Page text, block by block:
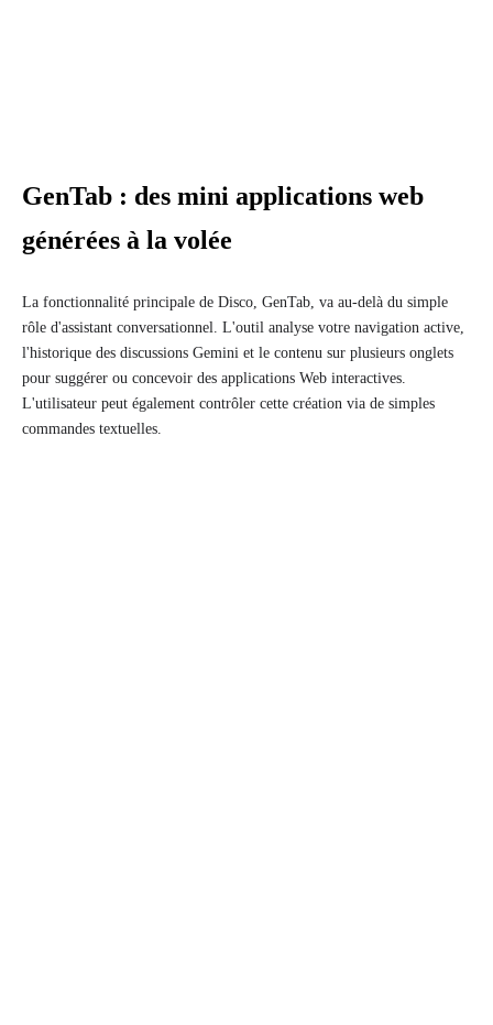
GenTab : des mini applications web
générées à la volée
La fonctionnalité principale de Disco, GenTab, va au-delà du simple
rôle d'assistant conversationnel. L'outil analyse votre navigation active,
l'historique des discussions Gemini et le contenu sur plusieurs onglets
pour suggérer ou concevoir des applications Web interactives.
L'utilisateur peut également contrôler cette création via de simples
commandes textuelles.